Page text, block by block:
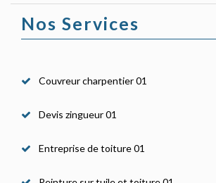
Nos Services
Couvreur charpentier 01
Devis zingueur 01
Entreprise de toiture 01